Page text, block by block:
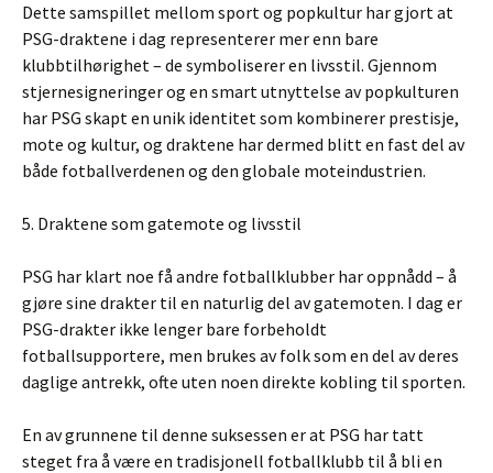
Dette samspillet mellom sport og popkultur har gjort at
PSG-draktene i dag representerer mer enn bare
klubbtilhørighet – de symboliserer en livsstil. Gjennom
stjernesigneringer og en smart utnyttelse av popkulturen
har PSG skapt en unik identitet som kombinerer prestisje,
mote og kultur, og draktene har dermed blitt en fast del av
både fotballverdenen og den globale moteindustrien.
5. Draktene som gatemote og livsstil
PSG har klart noe få andre fotballklubber har oppnådd – å
gjøre sine drakter til en naturlig del av gatemoten. I dag er
PSG-drakter ikke lenger bare forbeholdt
fotballsupportere, men brukes av folk som en del av deres
daglige antrekk, ofte uten noen direkte kobling til sporten.
En av grunnene til denne suksessen er at PSG har tatt
steget fra å være en tradisjonell fotballklubb til å bli en